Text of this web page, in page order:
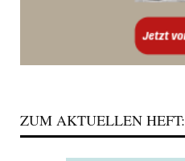
ZUM AKTUELLEN HEFT: